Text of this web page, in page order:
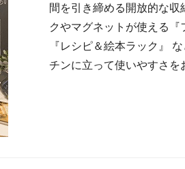
間を引き締める開放的な
クやマグネットが使える
『レシピ＆絵本ラック』
チンに立って使いやすさを